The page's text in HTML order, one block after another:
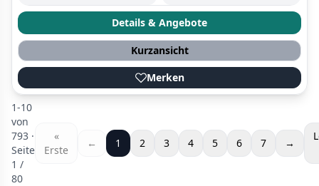
Details & Angebote
Kurzansicht
Merken
1-10
von
793 ·
Seite
1 /
80
«
Erste
← 1 2 3 4 5 6 7 →